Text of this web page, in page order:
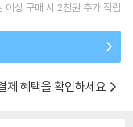
이상 구매 시 2천원 추가 적립
제 혜택을 확인하세요